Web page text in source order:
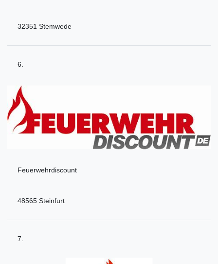
32351 Stemwede
6.
Feuerwehrdiscount
48565 Steinfurt
7.